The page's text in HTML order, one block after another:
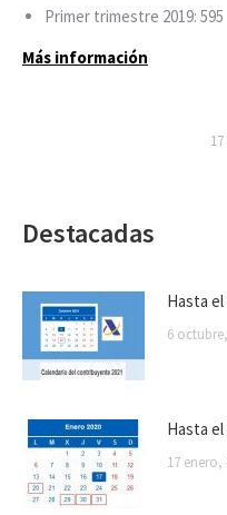
Primer trimestre 2019: 595
Más información
Destacadas
Hasta
6
Hasta el
17 enero,